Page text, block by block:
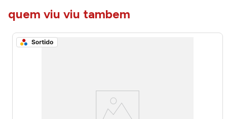
quem viu viu tambem